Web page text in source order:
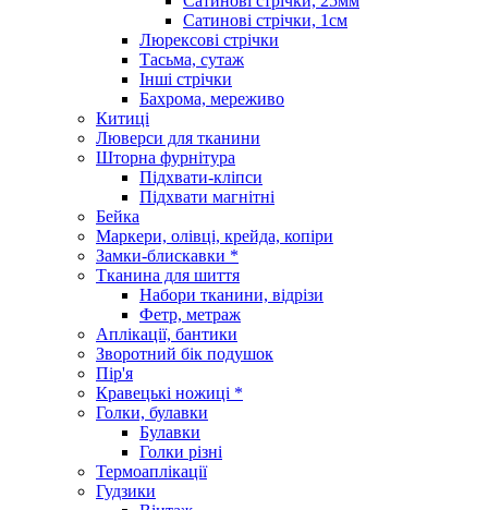
Сатинові стрічки, 1см
Люрексові стрічки
Тасьма, сутаж
Інші стрічки
Бахрома, мереживо
Китиці
Люверси для тканини
Шторна фурнітура
Підхвати-кліпси
Підхвати магнітні
Бейка
Маркери, олівці, крейда, копіри
Замки-блискавки *
Тканина для шиття
Набори тканини, відрізи
Фетр, метраж
Аплікації, бантики
Зворотний бік подушок
Пір'я
Кравецькі ножиці *
Голки, булавки
Булавки
Голки різні
Термоаплікації
Гудзики